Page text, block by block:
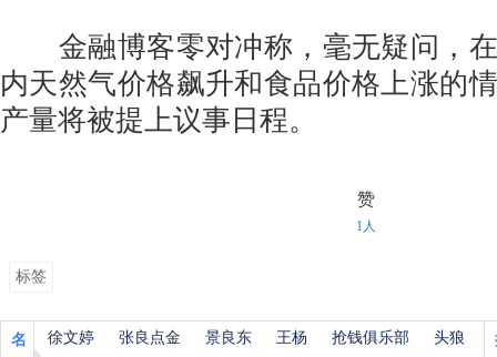
金融博客零对冲称，毫无疑问，在
内天然气价格飙升和食品价格上涨的
产量将被提上议事日程。
赞
1人
标签
名
徐文婷 张良点金 景良东 王杨 抢钱俱乐部
头狼